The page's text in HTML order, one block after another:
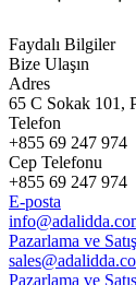
Faydalı Bilgiler
Bize Ulaşın
Adres
65 C Sokak 101,
Telefon
+855 69 247 974
Cep Telefonu
+855 69 247 974
E-posta
Pazarlama ve
Pazarlama ve